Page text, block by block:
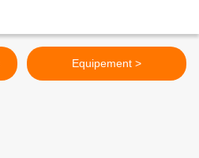
Equipement >